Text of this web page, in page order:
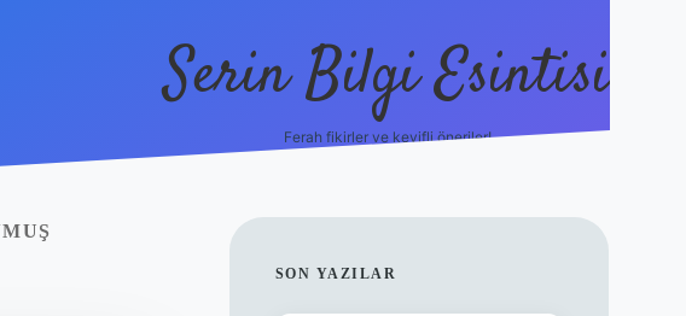
Serin Bilgi Esintisi
Ferah fikirler ve keyifli öneriler!
SIDEBAR
SON YAZILAR
ilbet giriş